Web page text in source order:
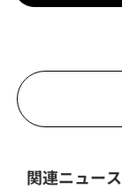
関連ニュース